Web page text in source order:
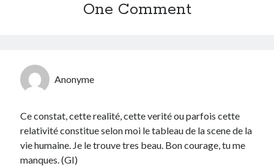
One Comment
Anonyme
Ce constat, cette realité, cette verité ou parfois cette
relativité constitue selon moi le tableau de la scene de la
vie humaine. Je le trouve tres beau. Bon courage, tu me
manques. (GI)